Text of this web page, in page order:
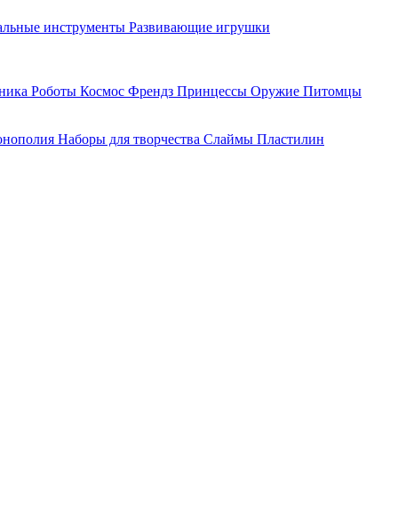
инструменты Развивающие игрушки
Роботы Космос Френдз Принцессы Оружие Питомцы
Наборы для творчества Слаймы Пластилин